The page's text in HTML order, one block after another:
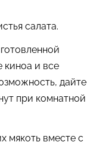
салата.
киноа и все
дайте
при комнатной
мякоть вместе с